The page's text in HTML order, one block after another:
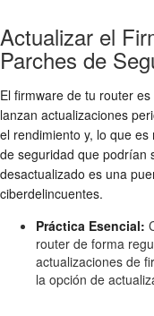
Actualizar el
Parches de
El firmware de tu router
lanzan actualizaciones
el rendimiento y, lo que
de seguridad que podrían
desactualizado es una
ciberdelincuentes.
Práctica Esencial:
router de forma
actualizaciones de
la opción de